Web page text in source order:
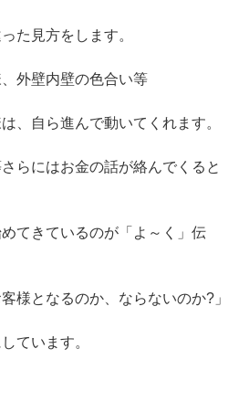
た見方をします。
外壁内壁の色合い等
、自ら進んで動いてくれます。
らにはお金の話が絡んでくると
てきているのが「よ～く」伝
様となるのか、ならないのか?」
ています。